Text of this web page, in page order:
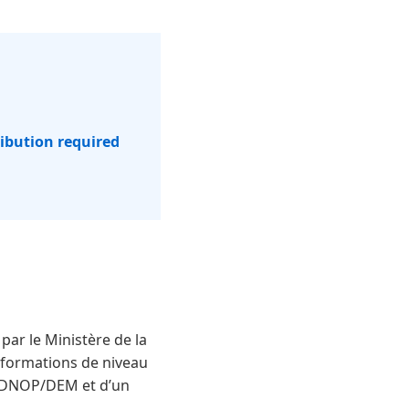
required
le Ministère de la
de niveau
DEM et d’un